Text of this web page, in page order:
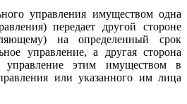
управления имуществом одна
передает другой стороне
на определенный срок
управление, а другая сторона
управление этим имуществом в
или указанного им лица